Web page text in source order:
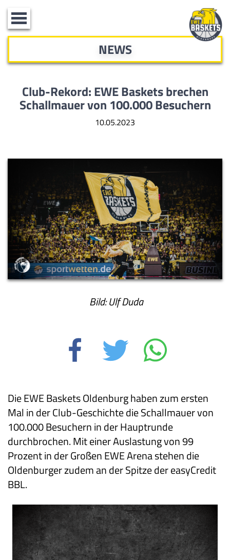
Toggle
navigation
NEWS
Club-Rekord: EWE Baskets brechen
Schallmauer von 100.000 Besuchern
10.05.2023
Bild: Ulf Duda
Die EWE Baskets Oldenburg haben zum ersten
Mal in der Club-Geschichte die Schallmauer von
100.000 Besuchern in der Hauptrunde
durchbrochen. Mit einer Auslastung von 99
Prozent in der Großen EWE Arena stehen die
Oldenburger zudem an der Spitze der easyCredit
BBL.